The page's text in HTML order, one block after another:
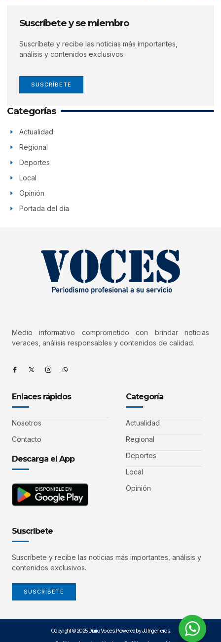
Suscríbete y se miembro
Suscríbete y recibe las noticias más importantes,
análisis y contenidos exclusivos.
SUSCRÍBETE
Categorías
Actualidad
Regional
Deportes
Local
Opinión
Portada del día
Medio informativo comprometido con brindar noticias
veraces, análisis responsables y contenidos de calidad.
Enlaces rápidos
Nosotros
Contacto
Descarga el App
Categoría
Actualidad
Regional
Deportes
Local
Opinión
Suscríbete
Suscríbete y recibe las noticias más importantes, análisis y
contenidos exclusivos.
SUSCRÍBETE
Copyright © 2025 Diario Voces. Powered by JJ Ingenieros.